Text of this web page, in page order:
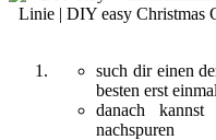
such dir einen
besten erst
danach
nachspuren